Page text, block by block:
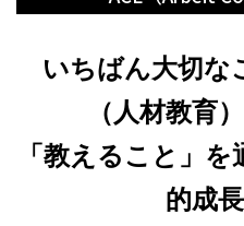
いちばん大切な
（人材教育
「教えること」
的成